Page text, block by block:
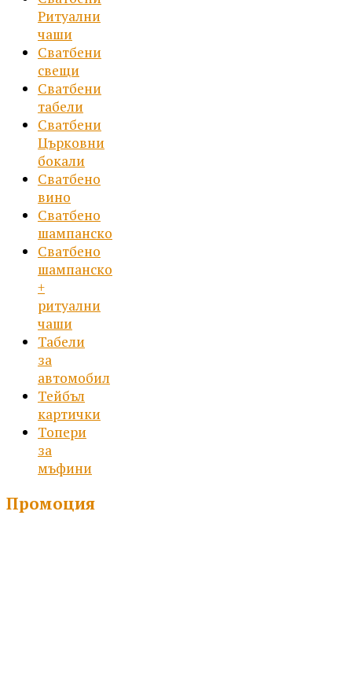
Ритуални
чаши
Сватбени
свещи
Сватбени
табели
Сватбени
Църковни
бокали
Сватбено
вино
Сватбено
шампанско
Сватбено
шампанско
+
ритуални
чаши
Табели
за
автомобил
Тейбъл
картички
Топери
за
мъфини
Промоция